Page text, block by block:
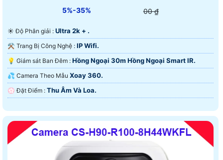
5%-35% 00 ₫
☀️ Độ Phân giải : Ultra 2k + .
⚒ Trang Bị Công Nghệ : IP Wifi.
💡 Giám sát Ban Đêm : Hồng Ngoại 30m Hồng Ngoại Smart IR.
💦 Camera Theo Mẫu Xoay 360.
️💮 Đặt Điểm : Thu Âm Và Loa.